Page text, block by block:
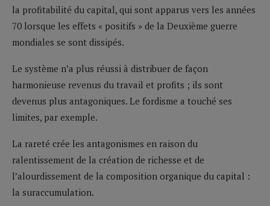
la profitabilité du capital, qui sont apparus vers les années
70 lorsque les effets « positifs » de la Deuxième guerre
mondiales se sont dissipés.
Le système n’a plus réussi à distribuer de façon
harmonieuse revenus du travail et profits ; ils sont
devenus plus antagoniques. Le fordisme a touché ses
limites, par exemple.
La rareté crée les antagonismes en raison du
ralentissement de la création de richesse et de
l’alourdissement de la composition organique du capital :
la suraccumulation.